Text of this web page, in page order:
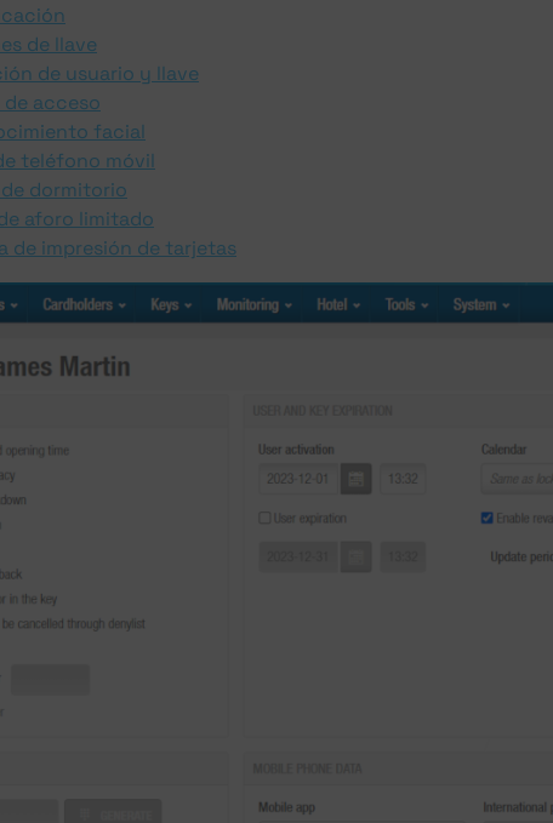
de llave
de usuario y llave
de acceso
facial
teléfono móvil
dormitorio
aforo limitado
de impresión de tarjetas